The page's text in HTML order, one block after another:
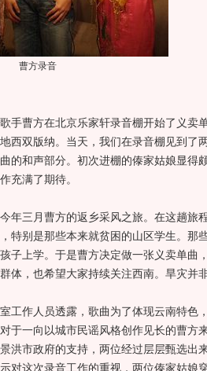
曹方录音
曹方在北京乐家轩录音棚开始了义卖
西双版纳。当天，我们在录音棚见到了
的和声部分。初次进棚的傣家姑娘显得
充满了期待。
三月曹方的返乡采风之旅。在这趟旅
特别是那些本来就贫困的山区学生。那
子上学。于是曹方决定做一张义卖单曲
体，也希望大家持续关注西南。旱灾并
作人员透露，歌曲为了体现云南特色
于一向以城市民谣风格创作见长的曹方
洪市政府的支持，两位经过层层甄选出
对这次录音工作的重视，两位傣家姑娘